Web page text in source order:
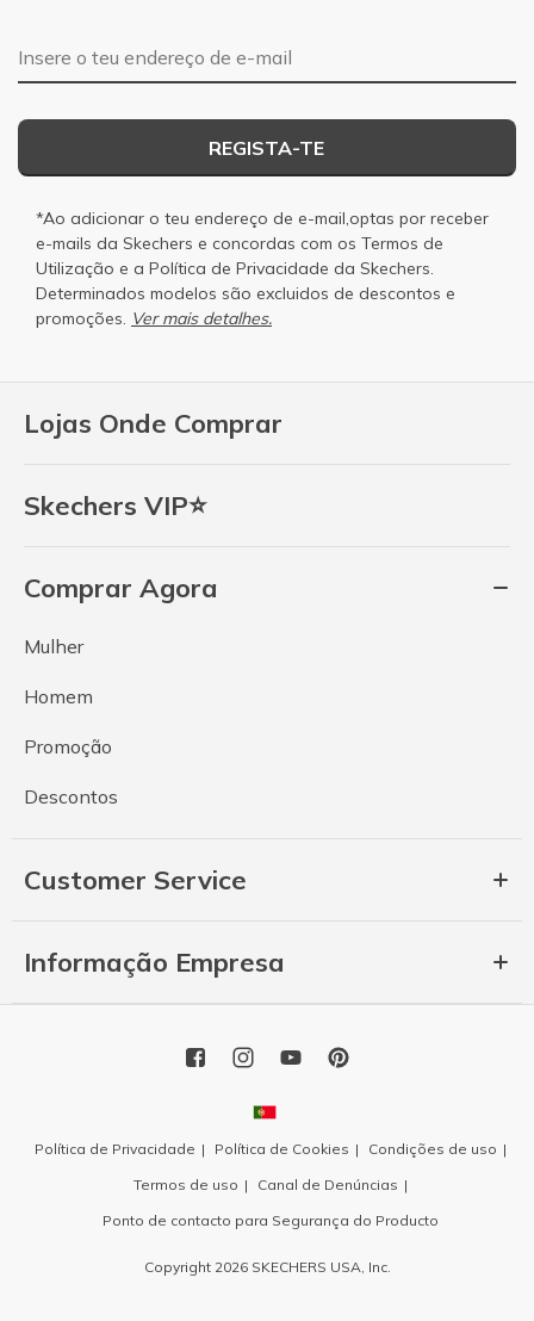
Lojas Onde Comprar
Skechers VIP⭐
Comprar Agora
Mulher
Homem
Promoção
Descontos
Customer Service
Informação Empresa
Endereço de e-mail
REGISTA-TE
*Ao adicionar o teu endereço de e-mail,optas por receber
e-mails da Skechers e concordas com os Termos de
Utilização e a Política de Privacidade da Skechers.
Determinados modelos são excluidos de descontos e
promoções. Ver mais detalhes.
Política de Privacidade Política de Cookies
Condições de uso
Termos de uso
Canal de Denúncias
Ponto de contacto para Segurança do Producto
Copyright 2026 SKECHERS USA, Inc.